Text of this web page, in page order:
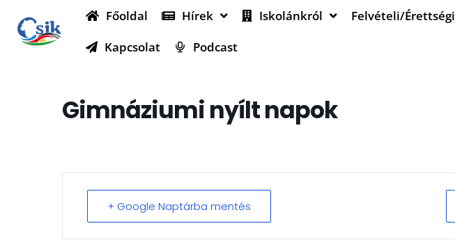
Főoldal Hírek Iskolánkról Felvételi/Érettségi
Kapcsolat
Podcast
Gimnáziumi nyílt napok
+ Google Naptárba mentés